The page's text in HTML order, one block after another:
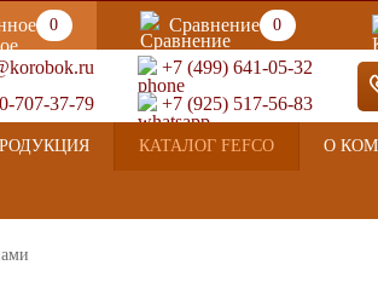
0 Сравнение 0
+7 (499) 641-05-32
707-37-79
+7 (925) 517-56-83
КАТАЛОГ FEFCO О